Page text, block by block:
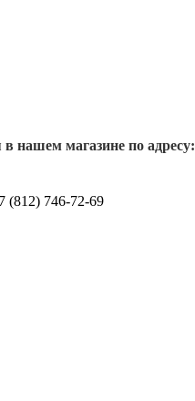
нашем магазине по адресу:
(812) 746-72-69